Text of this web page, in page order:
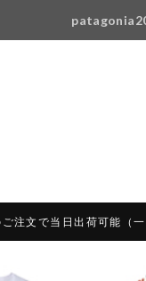
注文で当日出荷可能（